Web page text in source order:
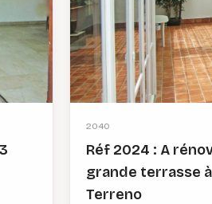
2040
Réf 2024 : A
grande terrasse
Terreno